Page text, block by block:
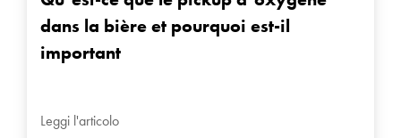
dans la bière et pourquoi est-il
important
Leggi l'articolo